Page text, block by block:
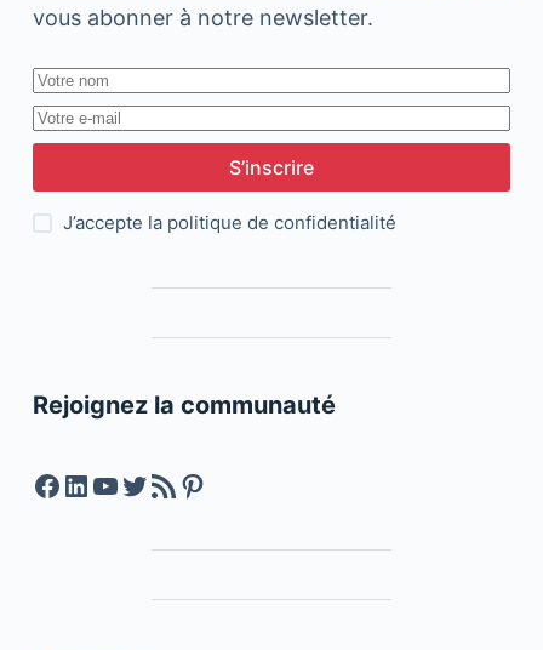
vous abonner à notre newsletter.
S’inscrire
J’accepte la politique de confidentialité
Rejoignez la communauté
Facebook
LinkedIn
YouTube
Twitter
Feed RSSPinterest